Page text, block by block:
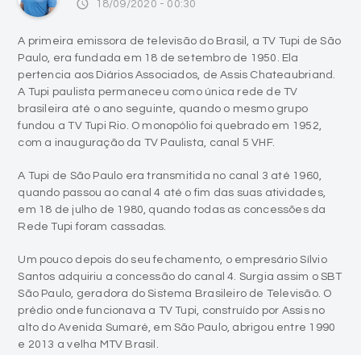
Paulo, era fundada em 18 de setembro de 1950. Ela
A Tupi paulista permaneceu como única rede de TV
brasileira até o ano seguinte, quando o mesmo grupo
fundou a TV Tupi Rio. O monopólio foi quebrado em 1952,
com a inauguração da TV Paulista, canal 5 VHF.
A Tupi de São Paulo era transmitida no canal 3 até 1960,
quando passou ao canal 4 até o fim das suas atividades,
Rede Tupi foram cassadas.
Um pouco depois do seu fechamento, o empresário Sílvio
Santos adquiriu a concessão do canal 4. Surgia assim o SBT
prédio onde funcionava a TV Tupi, construído por Assis no
alto do Avenida Sumaré, em São Paulo, abrigou entre 1990
e 2013 a velha MTV Brasil.